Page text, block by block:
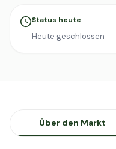
Status heute
Heute geschlossen
Über den Markt